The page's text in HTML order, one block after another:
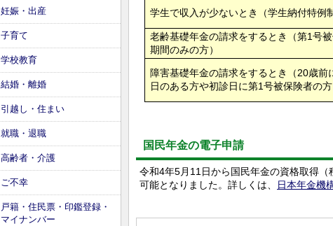
妊娠・出産
子育て
学校教育
結婚・離婚
引越し・住まい
就職・退職
高齢者・介護
ご不幸
戸籍・住民票・印鑑登録・
マイナンバー
学生で収入が少ないとき（学生納付特例
老齢基礎年金の請求をするとき（第1号
期間のみの方）
障害基礎年金の請求をするとき（20歳前
日のある方や初診日に第1号被保険者の方
国民年金の電子申請
令和4年5月11日から国民年金の資格取得
可能となりました。詳しくは、
日本年金機